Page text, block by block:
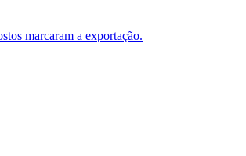
marcaram a exportação.